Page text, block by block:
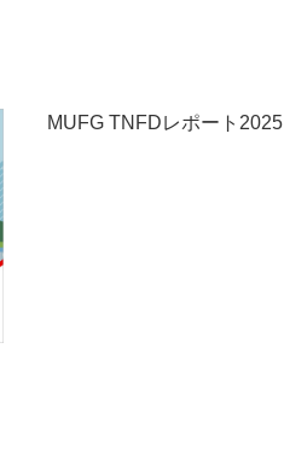
MUFG TNFDレポート2025